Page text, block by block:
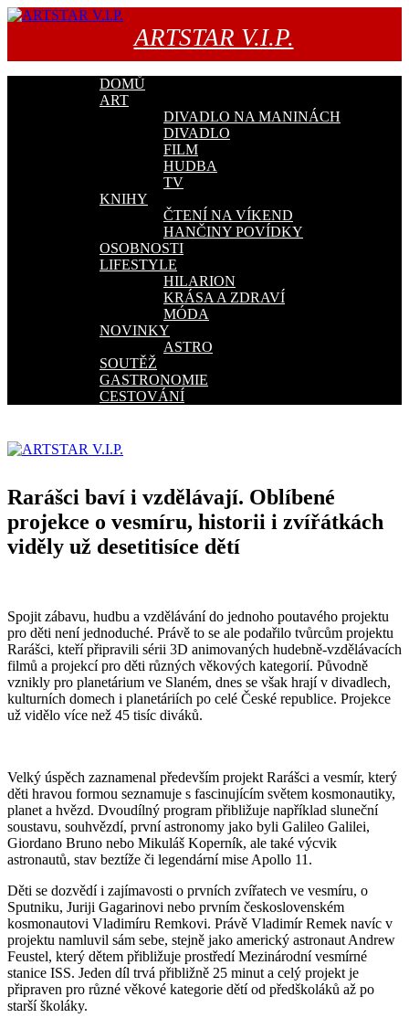
Přejít
webu
ARTSTAR V.I.P.
DOMŮ
ART
DIVADLO NA MANINÁCH
DIVADLO
FILM
HUDBA
TV
KNIHY
ČTENÍ NA VÍKEND
HANČINY POVÍDKY
OSOBNOSTI
LIFESTYLE
HILARION
KRÁSA A ZDRAVÍ
MÓDA
NOVINKY
ASTRO
SOUTĚŽ
GASTRONOMIE
CESTOVÁNÍ
Rarášci baví i vzdělávají. Oblíbené
projekce o vesmíru, historii i zvířátkách
viděly už desetitisíce dětí
Spojit zábavu, hudbu a vzdělávání do jednoho poutavého projektu
pro děti není jednoduché. Právě to se ale podařilo tvůrcům projektu
Rarášci, kteří připravili sérii 3D animovaných hudebně-vzdělávacích
filmů a projekcí pro děti různých věkových kategorií. Původně
vznikly pro planetárium ve Slaném, dnes se však hrají v divadlech,
kulturních domech i planetáriích po celé České republice. Projekce
už vidělo více než 45 tisíc diváků.
Velký úspěch zaznamenal především projekt Rarášci a vesmír, který
děti hravou formou seznamuje s fascinujícím světem kosmonautiky,
planet a hvězd. Dvoudílný program přibližuje například sluneční
soustavu, souhvězdí, první astronomy jako byli Galileo Galilei,
Giordano Bruno nebo Mikuláš Koperník, ale také výcvik
astronautů, stav beztíže či legendární mise Apollo 11.
Děti se dozvědí i zajímavosti o prvních zvířatech ve vesmíru, o
Sputniku, Juriji Gagarinovi nebo prvním československém
kosmonautovi Vladimíru Remkovi. Právě Vladimír Remek navíc v
projektu namluvil sám sebe, stejně jako americký astronaut Andrew
Feustel, který dětem přibližuje prostředí Mezinárodní vesmírné
stanice ISS. Jeden díl trvá přibližně 25 minut a celý projekt je
připraven pro různé věkové kategorie dětí od předškoláků až po
starší školáky.